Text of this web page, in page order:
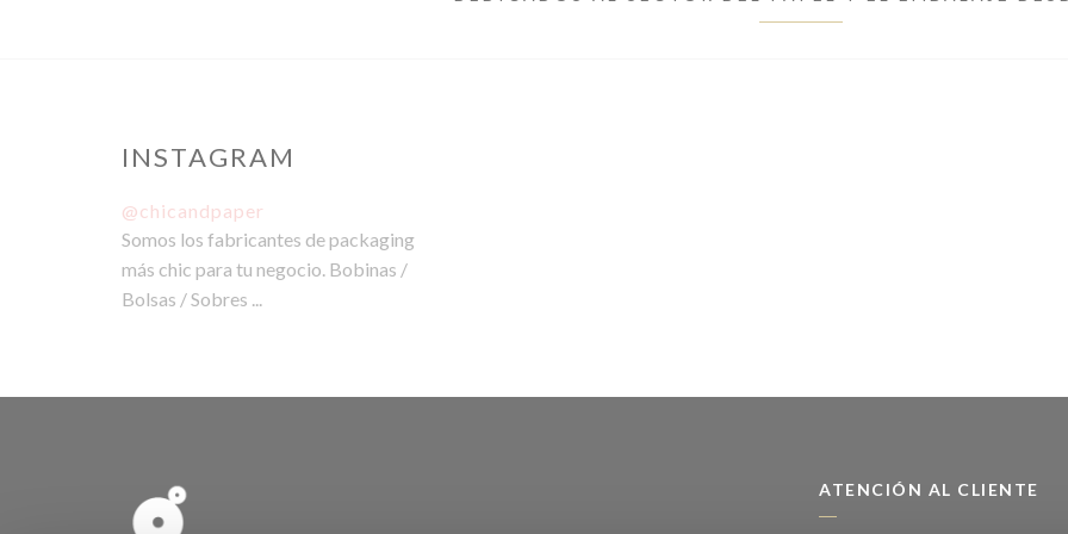
INSTAGRAM
@chicandpaper
Somos los fabricantes de packaging
más chic para tu negocio. Bobinas /
Bolsas / Sobres ...
ATENCIÓN AL CLIENTE